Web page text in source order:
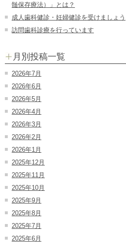
髄保存療法）」とは？
成人歯科健診・妊婦健診を受けましょう
訪問歯科診療を行っています
月別投稿一覧
2026年7月
2026年6月
2026年5月
2026年4月
2026年3月
2026年2月
2026年1月
2025年12月
2025年11月
2025年10月
2025年9月
2025年8月
2025年7月
2025年6月